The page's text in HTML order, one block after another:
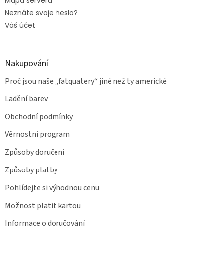
Neznáte svoje heslo?
Váš účet
Nakupování
Proč jsou naše „fatquatery“ jiné než ty americké
Ladění barev
Obchodní podmínky
Věrnostní program
Způsoby doručení
Způsoby platby
Pohlídejte si výhodnou cenu
Možnost platit kartou
Informace o doručování